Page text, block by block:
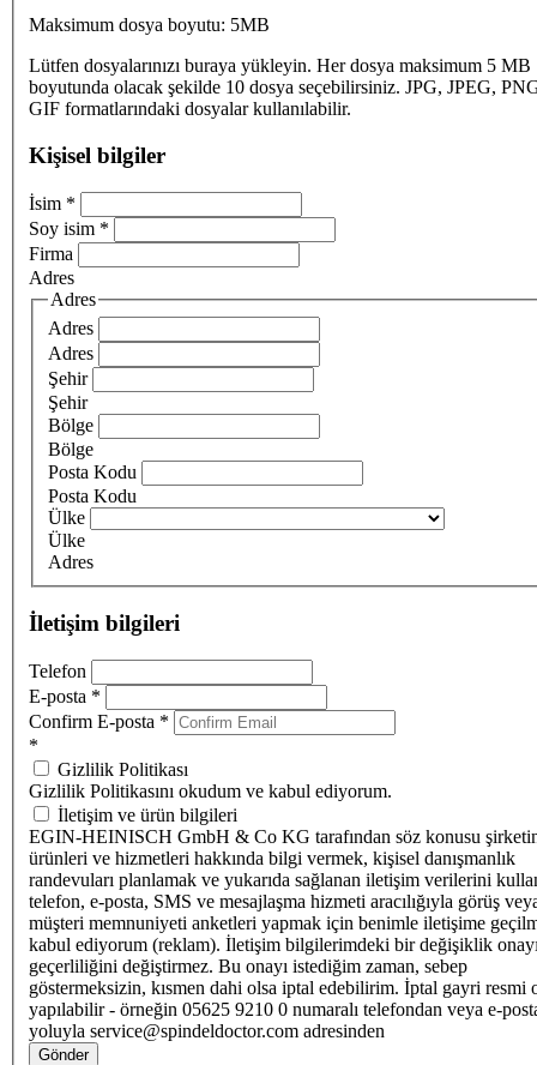
Maksimum dosya boyutu: 5MB
Lütfen dosyalarınızı buraya yükleyin. Her dosya maksimum 5 MB
boyutunda olacak şekilde 10 dosya seçebilirsiniz. JPG, JPEG,
GIF formatlarındaki dosyalar kullanılabilir.
Kişisel bilgiler
İsim *
Soy isim *
Firma
Adres
Adres
Adres
Adres
Şehir
Şehir
Bölge
Bölge
Posta Kodu
Posta Kodu
Ülke
Ülke
Adres
İletişim bilgileri
Telefon
E-posta *
Confirm E-posta *
*
Gizlilik Politikası
Gizlilik Politikasını okudum ve kabul ediyorum.
İletişim ve ürün bilgileri
EGIN-HEINISCH GmbH & Co KG tarafından söz konusu
ürünleri ve hizmetleri hakkında bilgi vermek, kişisel danışmanlık
randevuları planlamak ve yukarıda sağlanan iletişim verilerini
telefon, e-posta, SMS ve mesajlaşma hizmeti aracılığıyla görüş
müşteri memnuniyeti anketleri yapmak için benimle iletişime
kabul ediyorum (reklam). İletişim bilgilerimdeki bir değişiklik
geçerliliğini değiştirmez. Bu onayı istediğim zaman, sebep
göstermeksizin, kısmen dahi olsa iptal edebilirim. İptal gayri resmi
yapılabilir - örneğin 05625 9210 0 numaralı telefondan veya e-
yoluyla service@spindeldoctor.com adresinden
Gönder